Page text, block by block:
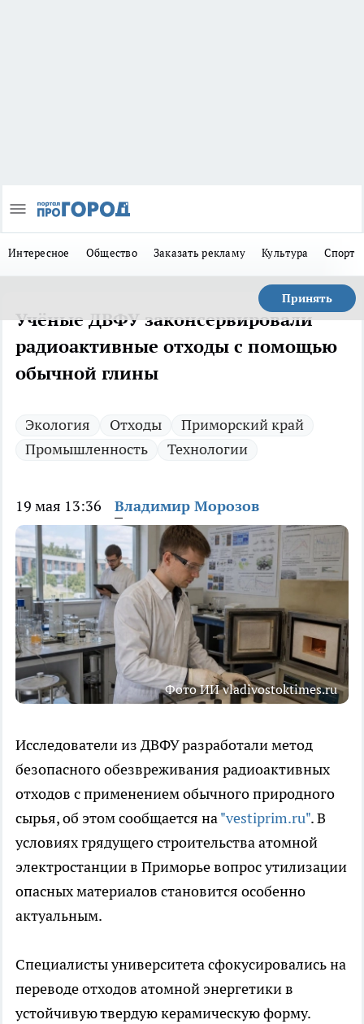
Интересное Общество Заказать рекламу Культура Спорт
Принять
Учёные ДВФУ законсервировали
радиоактивные отходы с помощью
обычной глины
Экология Отходы
Приморский край
Промышленность
Технологии
19 мая 13:36 Владимир Морозов
Фото ИИ vladivostoktimes.ru
Исследователи из ДВФУ разработали метод
безопасного обезвреживания радиоактивных
отходов с применением обычного природного
сырья, об этом сообщается на"vestiprim.ru". В
условиях грядущего строительства атомной
электростанции в Приморье вопрос утилизации
опасных материалов становится особенно
актуальным.
Специалисты университета сфокусировались на
переводе отходов атомной энергетики в
устойчивую твердую керамическую форму.